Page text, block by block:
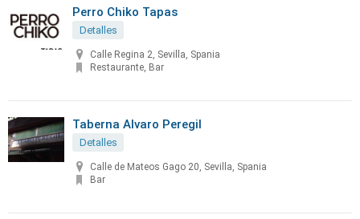
Perro Chiko Tapas
Detalles
Calle Regina 2, Sevilla, Spania
Restaurante, Bar
Taberna Alvaro Peregil
Detalles
Calle de Mateos Gago 20, Sevilla, Spania
Bar